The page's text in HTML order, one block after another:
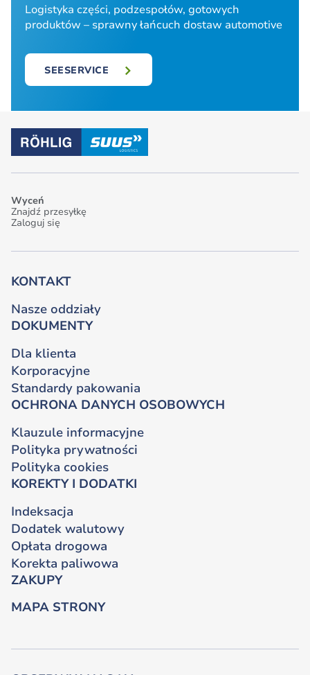
Logistyka części, podzespołów, gotowych
produktów – sprawny łańcuch dostaw automotive
SEESERVICE
Wyceń
Znajdź przesyłkę
Zaloguj się
KONTAKT
Nasze oddziały
DOKUMENTY
Dla klienta
Korporacyjne
Standardy pakowania
OCHRONA DANYCH OSOBOWYCH
Klauzule informacyjne
Polityka prywatności
Polityka cookies
KOREKTY I DODATKI
Indeksacja
Dodatek walutowy
Opłata drogowa
Korekta paliwowa
ZAKUPY
MAPA STRONY